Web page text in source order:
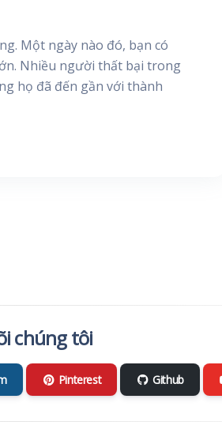
Một ngày nào đó, bạn có
Nhiều người thất bại trong
họ đã đến gần với thành
chúng tôi
Pinterest Github